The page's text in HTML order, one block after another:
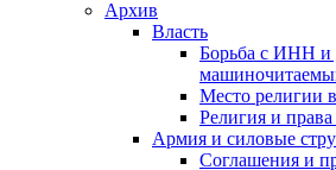
Архив
Власть
Борьба с ИНН и
Место религии
Религия и права
Армия и силовые
Соглашения и